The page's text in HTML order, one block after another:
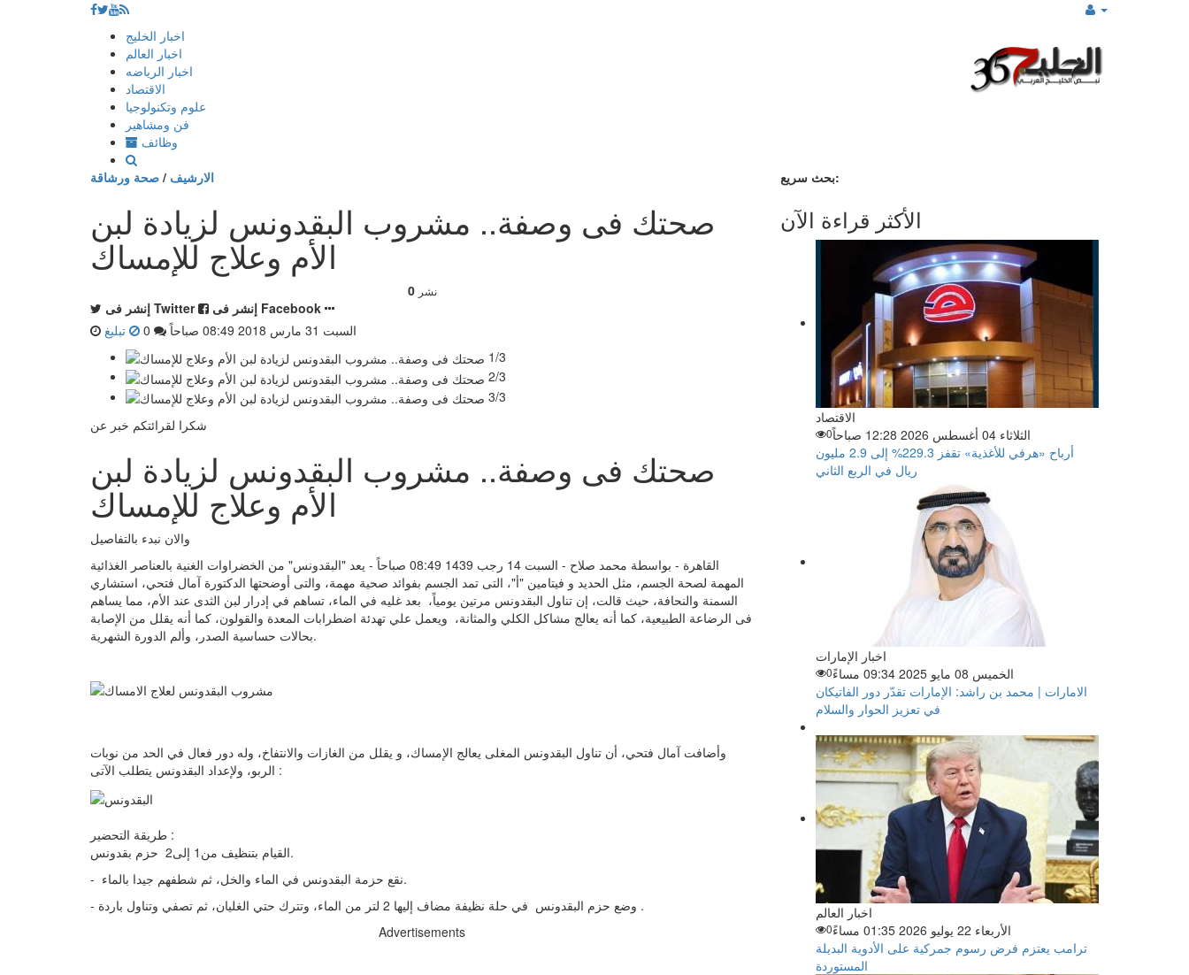
إذهب
المحتوى
اخبار الخليج
اخبار العالم
اخبار الرياضه
الاقتصاد
علوم وتكنولوجيا
فن ومشاهير
وظائف
الارشيف / صحة ورشاقة
صحتك فى وصفة.. مشروب البقدونس لزيادة لبن
الأم وعلاج للإمساك
0 نشر
إنشر فى Twitter
إنشر فى Facebook
السبت 31 مارس 2018 08:49 صباحاً
تبليغ
1/3
2/3
3/3
شكرا لقرائتكم خبر عن
صحتك فى وصفة.. مشروب البقدونس لزيادة لبن
الأم وعلاج للإمساك
والان نبدء بالتفاصيل
القاهرة - بواسطة محمد صلاح - السبت 14 رجب 1439 08:49 صباحاً - يعد "البقدونس" من الخضراوات الغنية بالعناصر الغذائية
المهمة لصحة الجسم، مثل الحديد و فيتامين "أ"، التى تمد الجسم بفوائد صحية مهمة، والتى أوضحتها الدكتورة آمال فتحي، استشاري
السمنة والنحافة، حيث قالت، إن تناول البقدونس مرتين يومياً، بعد غليه في الماء، تساهم في إدرار لبن الثدى عند الأم، مما يساهم
فى الرضاعة الطبيعية، كما أنه يعالج مشاكل الكلي والمثانة، ويعمل علي تهدئة اضطرابات المعدة والقولون، كما أنه يقلل من الإصابة
بحالات حساسية الصدر، وألم الدورة الشهرية.
وأضافت آمال فتحي، أن تناول البقدونس المغلى يعالج الإمساك، و يقلل من الغازات والانتفاخ، وله دور فعال في الحد من نوبات
الربو، ولإعداد البقدونس يتطلب الآتى :
طريقة التحضير :
القيام بتنظيف من1 إلى2 حزم بقدونس.
- نقع حزمة البقدونس في الماء والخل، ثم شطفهم جيدا بالماء.
- وضع حزم البقدونس في حلة نظيفة مضاف إليها 2 لتر من الماء، وتترك حتي الغليان، ثم تصفي وتناول باردة .
Advertisements
بحث سريع:
الأكثر قراءة الآن
الاقتصاد
الثلاثاء 04 أغسطس 2026 12:28 صباحاً
0
أرباح «هرفي للأغذية» تقفز 229.3% إلى 2.9 مليون
ريال في الربع الثاني
اخبار الإمارات
الخميس 08 مايو 2025 09:34 مساءً
0
الامارات | محمد بن راشد: الإمارات تقدّر دور الفاتيكان
في تعزيز الحوار والسلام
اخبار العالم
الأربعاء 22 يوليو 2026 01:35 مساءً
0
ترامب يعتزم فرض رسوم جمركية على الأدوية البديلة
المستوردة